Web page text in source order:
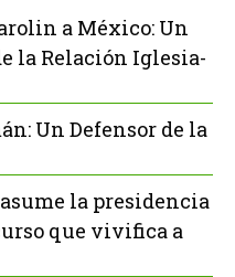
a México: Un
la Relación Iglesia-
Un Defensor de la
la presidencia
que vivifica a